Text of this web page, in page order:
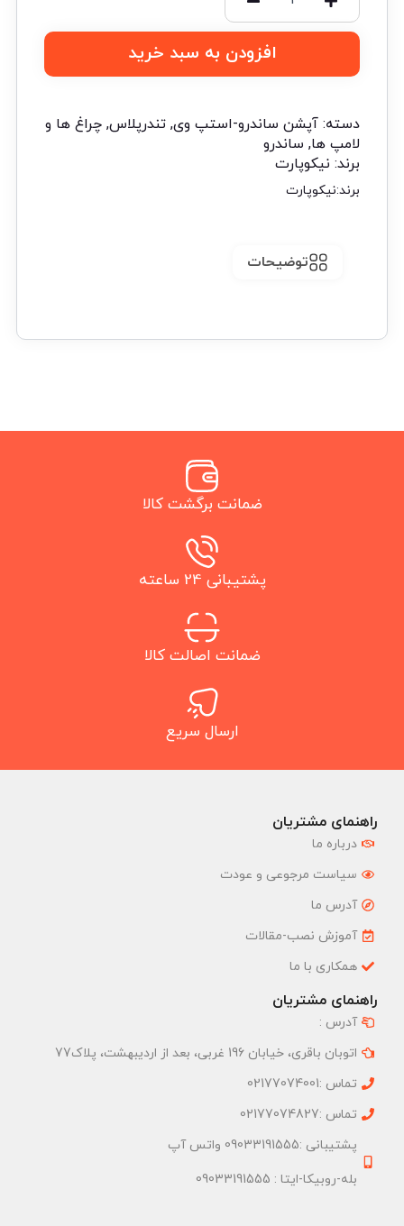
افزودن به سبد خرید
دسته: آپشن ساندرو-استپ وی, تندرپلاس, چراغ ها و
لامپ ها, ساندرو
برند: نیکوپارت
برند:نیکوپارت
توضیحات
ضمانت برگشت کالا
پشتیبانی 24 ساعته
ضمانت اصالت کالا
ارسال سریع
راهنمای مشتریان
درباره ما
سیاست مرجوعی و عودت
آدرس ما
آموزش نصب-مقالات
همکاری با ما
راهنمای مشتریان
آدرس :
اتوبان باقری، خیابان 196 غربی، بعد از اردیبهشت، پلاک77
تماس :02177074001
تماس :02177074827
پشتیبانی :09033191555 واتس آپ
بله-روبیکا-ایتا : 09033191555